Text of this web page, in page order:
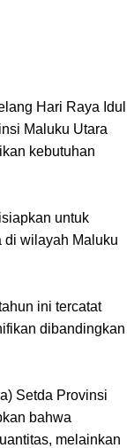
Hari Raya Idul
Maluku Utara
kebutuhan
untuk
di wilayah Maluku
ini tercatat
dibandingkan
Setda Provinsi
bahwa
melainkan